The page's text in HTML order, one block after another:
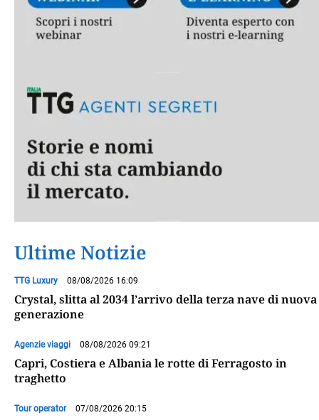
Ultime Notizie
TTG Luxury 08/08/2026 16:09
Crystal, slitta al 2034 l’arrivo della terza nave di nuova
generazione
Agenzie viaggi 08/08/2026 09:21
Capri, Costiera e Albania le rotte di Ferragosto in
traghetto
Tour operator 07/08/2026 20:15